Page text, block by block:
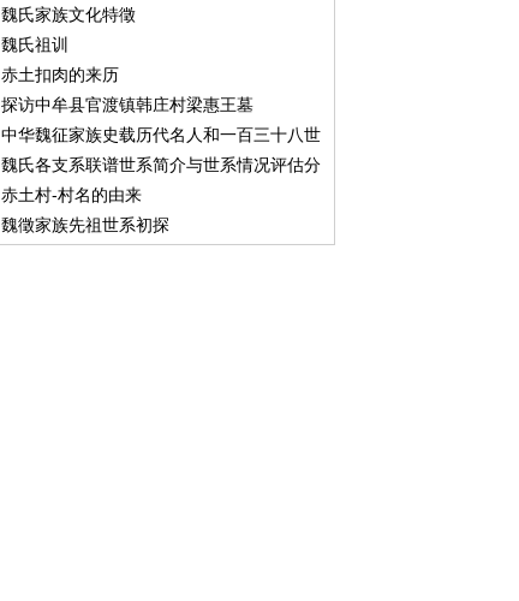
魏氏家族文化特徵
魏氏祖训
赤土扣肉的来历
探访中牟县官渡镇韩庄村梁惠王墓
中华魏征家族史载历代名人和一百三十八世
系概况简述
魏氏各支系联谱世系简介与世系情况评估分
析报告
赤土村-村名的由来
魏徵家族先祖世系初探